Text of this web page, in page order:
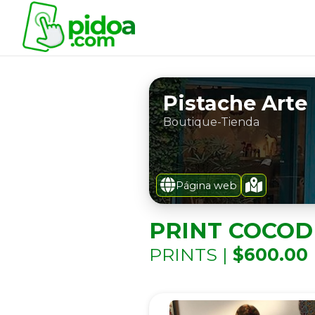
Pistache Arte
Boutique-Tienda
Página web
PRINT
PRINTS | $600.00